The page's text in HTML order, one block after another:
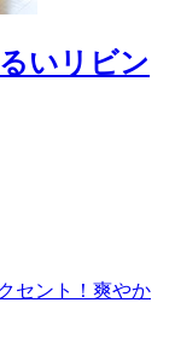
いリビン